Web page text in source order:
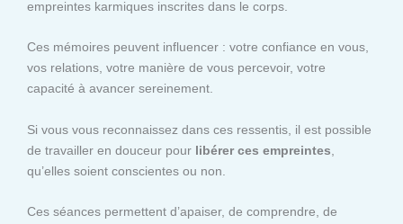
empreintes karmiques inscrites dans le corps.
Ces mémoires peuvent influencer : votre confiance en vous,
vos relations, votre manière de vous percevoir, votre
capacité à avancer sereinement.
Si vous vous reconnaissez dans ces ressentis, il est possible
de travailler en douceur pour libérer ces empreintes
qu’elles soient conscientes ou non.
Ces séances permettent d’apaiser, de comprendre, de